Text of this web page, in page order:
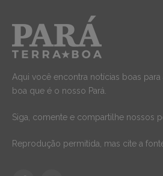
Aqui você encontra notícias boas
boa que é o nosso Pará.
Siga, comente e compartilhe nossos
Reprodução permitida, mas cite a